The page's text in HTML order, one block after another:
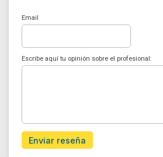
Email
Escribe aquí tu opinión sobre el profesional:
Enviar reseña